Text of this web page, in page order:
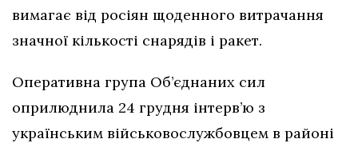
вимагає від росіян щоденного витрачання
значної кількості снарядів і ракет.
Оперативна група Об’єднаних сил
оприлюднила 24 грудня інтерв’ю з
українським військовослужбовцем в районі